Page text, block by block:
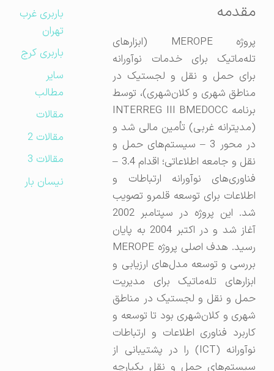
مقدمه
پروژه MEROPE (ابزارهای
تله‌ماتیک برای خدمات نوآورانه
برای حمل و نقل و لجستیک در
مناطق شهری و کلان‌شهری)، توسط
برنامه INTERREG III BMEDOCC
(مدیترانه غربی) تأمین مالی شد و
در محور 3 – سیستم‌های حمل و
نقل و جامعه اطلاعاتی؛ اقدام 3.4 –
فناوری‌های نوآورانه ارتباطات و
اطلاعات برای توسعه قلمرو تصویب
شد. این پروژه در سپتامبر 2002
آغاز شد و در اکتبر 2004 به پایان
رسید. هدف اصلی پروژه MEROPE
بررسی و توسعه مدل‌های ارزیابی و
ابزارهای تله‌ماتیک برای مدیریت
حمل و نقل و لجستیک در مناطق
شهری و کلان‌شهری بود تا توسعه و
کاربرد فناوری اطلاعات و ارتباطات
نوآورانه (ICT) را در پشتیبانی از
سیستم‌های حمل و نقل یکپارچه
باربری غرب
تهران
باربری کرج
مطالب
مقالات
مقالات 2
مقالات 3
نیسان بار